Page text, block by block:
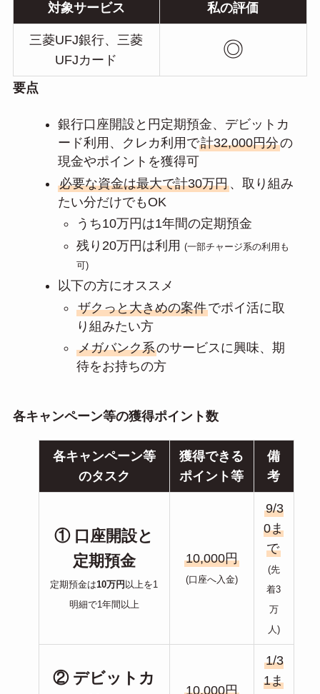
対象サービス 私の評価
三菱UFJ銀行、三菱
UFJカード
◎
要点
銀行口座開設と円定期預金、デビットカ
ード利用、クレカ利用で計32,000円分の
現金やポイントを獲得可
必要な資金は最大で計30万円、取り組み
たい分だけでもOK
うち10万円は1年間の定期預金
残り20万円は利用(一部チャージ系の利用も
可)
以下の方にオススメ
ザクっと大きめの案件でポイ活に取
り組みたい方
メガバンク系のサービスに興味、期
待をお持ちの方
各キャンペーン等の獲得ポイント数
各キャンペーン等
のタスク
獲得できる
ポイント等
備
考
① 口座開設と
定期預金
定期預金は10万円 以上を1
明細で1年間以上
10,000円
(口座へ入金)
9/3
0ま
で
(先
着3
万
人)
② デビットカ
10,000円
1/3
1ま